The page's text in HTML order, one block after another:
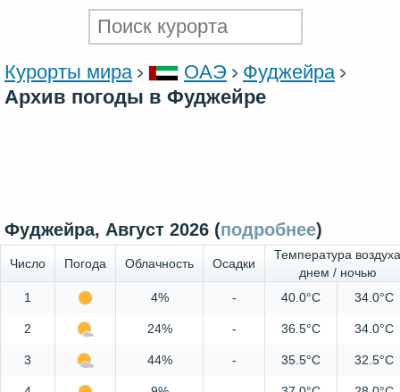
Курорты мира ОАЭ
Фуджейра
Архив погоды в Фуджейре
Фуджейра, Август 2026 (подробнее)
Число Погода Облачность Осадки
Температура воздуха
днем / ночью
1
4% - 40.0°C 34.0°C
2 24% - 36.5°C 34.0°C
3 44% - 35.5°C 32.5°C